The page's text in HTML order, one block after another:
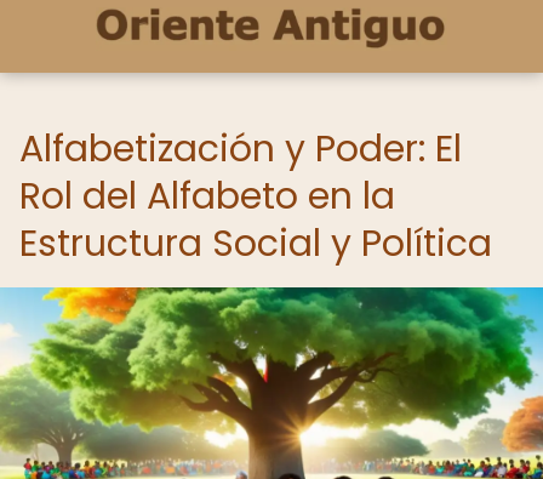
Alfabetización y Poder: El
Rol del Alfabeto en la
Estructura Social y Política